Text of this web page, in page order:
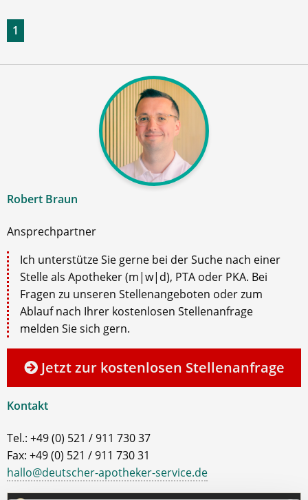
1
Robert Braun
Ansprechpartner
Ich unterstütze Sie gerne bei der Suche nach einer
Stelle als Apotheker (m|w|d), PTA oder PKA. Bei
Fragen zu unseren Stellenangeboten oder zum
Ablauf nach Ihrer kostenlosen Stellenanfrage
melden Sie sich gern.
Jetzt zur kostenlosen Stellenanfrage
Kontakt
Tel.: +49 (0) 521 / 911 730 37
Fax: +49 (0) 521 / 911 730 31
hallo@deutscher-apotheker-service.de